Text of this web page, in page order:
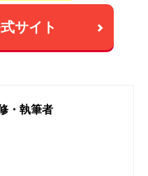
サイト
・執筆者